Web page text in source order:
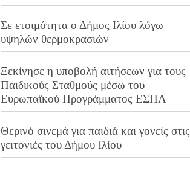
Σε ετοιμότητα ο Δήμος Ιλίου λόγω
υψηλών θερμοκρασιών
Ξεκίνησε η υποβολή αιτήσεων για τους
Παιδικούς Σταθμούς μέσω του
Ευρωπαϊκού Προγράμματος ΕΣΠΑ
Θερινό σινεμά για παιδιά και γονείς στις
γειτονιές του Δήμου Ιλίου